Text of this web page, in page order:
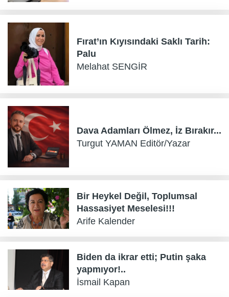
Fırat’ın Kıyısındaki Saklı Tarih:
Palu
Melahat SENGİR
Dava Adamları Ölmez, İz Bırakır...
Turgut YAMAN Editör/Yazar
Bir Heykel Değil, Toplumsal
Hassasiyet Meselesi!!!
Arife Kalender
Biden da ikrar etti; Putin şaka
yapmıyor!..
İsmail Kapan